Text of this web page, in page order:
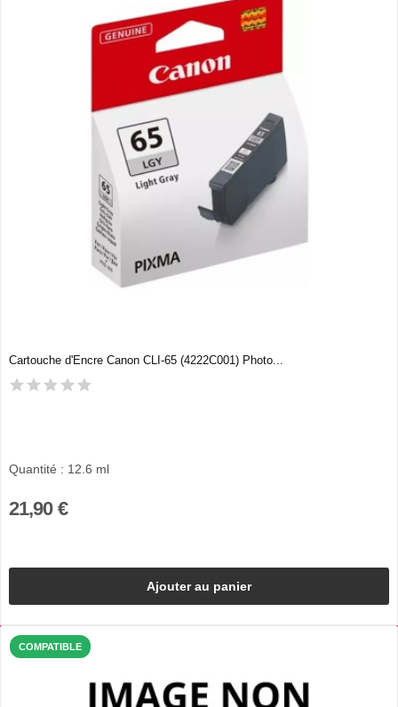
Cartouche d'Encre Canon CLI-65 (4222C001) Photo...
Quantité : 12.6 ml
21,90 €
Ajouter au panier
COMPATIBLE